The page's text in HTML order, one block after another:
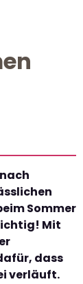
Sommer
Mit
dass
verläuft.